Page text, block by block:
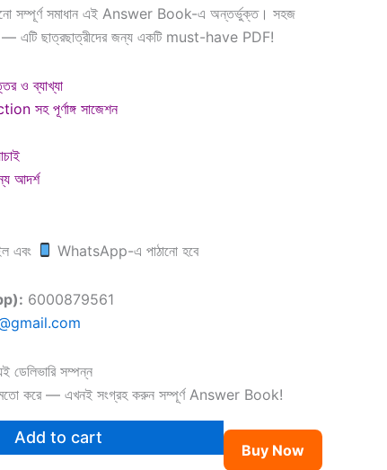
সম্পূর্ণ সমাধান এই Answer Book-এ অন্তর্ভুক্ত। সহজ
— এটি ছাত্রছাত্রীদের জন্য একটি must-have PDF!
ও ব্যাখ্যা
সহ পূর্ণাঙ্গ সাজেশন
আদর্শ
এবং WhatsApp-এ পাঠানো হবে
6000879561
ডেলিভারি সম্পন্ন
মতো করে — এখনই সংগ্রহ করুন সম্পূর্ণ Answer Book!
Add to cart
Buy Now